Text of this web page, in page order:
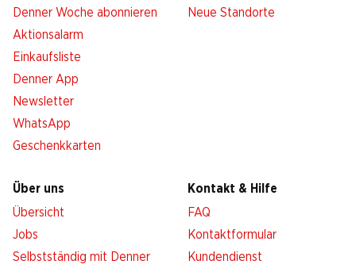
Denner Woche abonnieren
Aktionsalarm
Einkaufsliste
Denner App
Newsletter
WhatsApp
Geschenkkarten
Neue Standorte
Über uns
Übersicht
Jobs
Selbstständig mit Denner
Kontakt & Hilfe
FAQ
Kontaktformular
Kundendienst